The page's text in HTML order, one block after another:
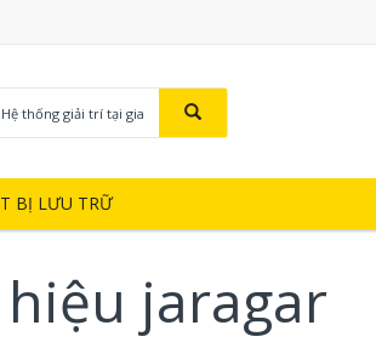
thống giải trí tại gia
BỊ LƯU TRỮ
jaragar